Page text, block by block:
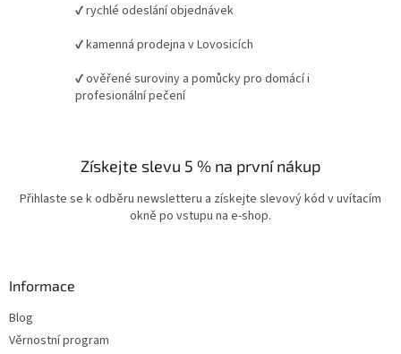
✔ rychlé odeslání objednávek
✔ kamenná prodejna v Lovosicích
✔ ověřené suroviny a pomůcky pro domácí i
profesionální pečení
Získejte slevu 5 % na první nákup
Přihlaste se k odběru newsletteru a získejte slevový kód v uvítacím
okně po vstupu na e-shop.
Informace
Blog
Věrnostní program